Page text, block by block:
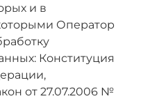
и в
Оператор
Конституция
от 27.07.2006 №